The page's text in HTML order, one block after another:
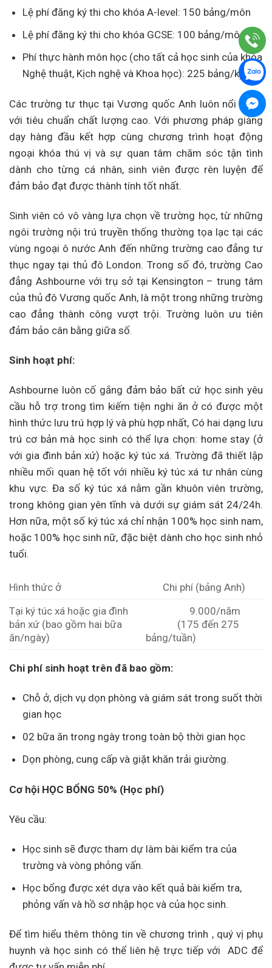
Lệ phí đăng ký thi cho khóa A-level: 150 bảng/môn
Lệ phí đăng ký thi cho khóa GCSE: 100 bảng/môn
Phí thực hành môn học (cho tất cả học sinh của khóa
Nghệ thuật, Kịch nghệ và Khoa học): 225 bảng/kỳ
Các trường tư thục tại Vương quốc Anh luôn nổi tiếng
với tiêu chuẩn chất lượng cao. Với phương pháp giảng
dạy hàng đầu kết hợp cùng chương trình hoạt động
ngoại khóa thú vị và sự quan tâm chăm sóc tận tình
dành cho từng cá nhân, sinh viên được rèn luyện để
đảm bảo đạt được thành tính tốt nhất.
Sinh viên có vô vàng lựa chọn về trường học, từ những
ngôi trường nội trú truyền thống thường tọa lạc tại các
vùng ngoại ô nước Anh đến những trường cao đẳng tư
thục ngay tại thủ đô London. Trong số đó, trường Cao
đẳng Ashbourne với trụ sở tại Kensington – trung tâm
của thủ đô Vương quốc Anh, là một trong những trường
cao đẳng thành công vượt trội. Trường luôn ưu tiên
đảm bảo cân bằng giữa số.
Sinh hoạt phí:
Ashbourne luôn cố gắng đảm bảo bất cứ học sinh yêu
cầu hỗ trợ trong tìm kiếm tiện nghi ăn ở có được một
hình thức lưu trú hợp lý và phù hợp nhất, Có hai dạng lưu
trú cơ bản mà học sinh có thể lựa chọn: home stay (ở
với gia đình bản xứ) hoặc ký túc xá. Trường đã thiết lập
nhiều mối quan hệ tốt với nhiều ký túc xá tư nhân cùng
khu vực. Đa số ký túc xá nằm gần khuôn viên trường,
trong không gian yên tĩnh và dưới sự giám sát 24/24h.
Hơn nữa, một số ký túc xá chỉ nhận 100% học sinh nam,
hoặc 100% học sinh nữ, đặc biệt dành cho học sinh nhỏ
tuổi.
Hình thức ở
Chi phí (bảng Anh)
Tại ký túc xá hoặc gia đình
bản xứ (bao gồm hai bữa
ăn/ngày)
9.000/năm
(175 đến 275
bảng/tuần)
Chi phí sinh hoạt trên đã bao gồm:
Chỗ ở, dịch vụ dọn phòng và giám sát trong suốt thời
gian học
02 bữa ăn trong ngày trong toàn bộ thời gian học
Dọn phòng, cung cấp và giặt khăn trải giường.
Cơ hội HỌC BỔNG 50% (Học phí)
Yêu cầu:
Học sinh sẽ được tham dự làm bài kiểm tra của
trường và vòng phỏng vấn.
Học bổng được xét dựa vào kết quả bài kiểm tra,
phỏng vấn và hồ sơ nhập học và của học sinh.
Để tìm hiểu thêm thông tin về chương trình , quý vị phụ
huynh và học sinh có thể liên hệ trực tiếp với ADC để